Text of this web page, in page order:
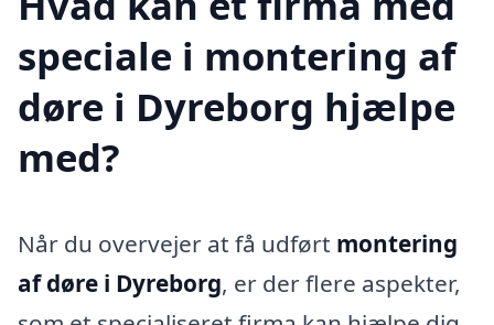
speciale i montering af
døre i Dyreborg hjælpe
med?
Når du overvejer at få udført montering
af døre i Dyreborg, er der flere aspekter,